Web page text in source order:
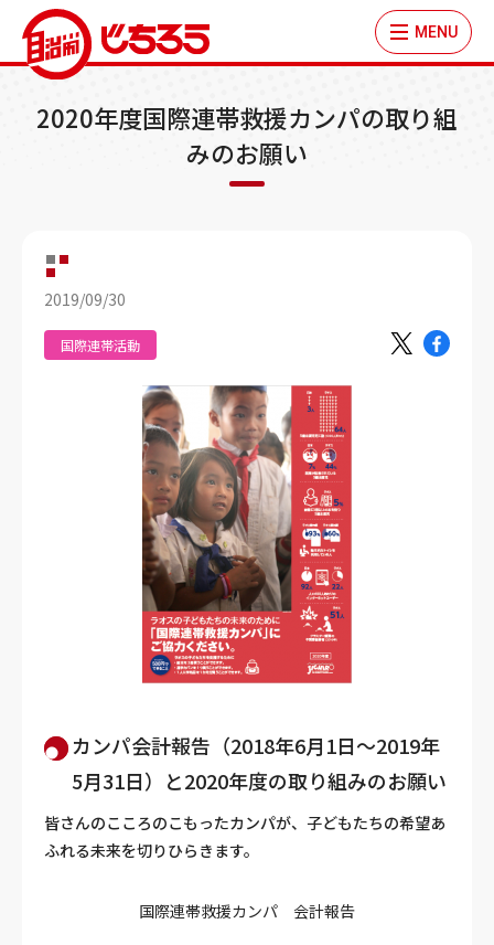
MENU
2020年度国際連帯救援カンパの取り組
みのお願い
2019/09/30
国際連帯活動
カンパ会計報告（2018年6月1日～2019年
5月31日）と2020年度の取り組みのお願い
皆さんのこころのこもったカンパが、子どもたちの希望あ
ふれる未来を切りひらきます。
国際連帯救援カンパ 会計報告